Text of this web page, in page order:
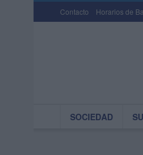
Contacto Horarios de
SOCIEDAD